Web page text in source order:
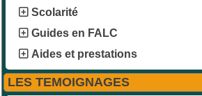
Scolarité
Guides en FALC
Aides et prestations
LES TEMOIGNAGES